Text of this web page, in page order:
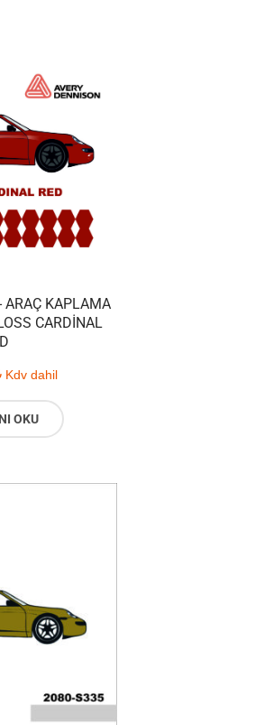
ARAÇ KAPLAMA
CARDINAL
Kdv dahil
OKU